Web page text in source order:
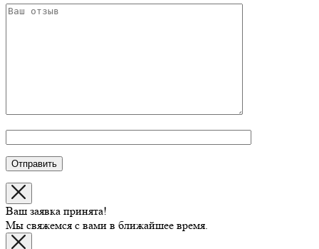
Ваш заявка принята!
Мы свяжемся с вами в ближайшее время.